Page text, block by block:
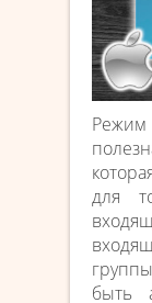
для
быть